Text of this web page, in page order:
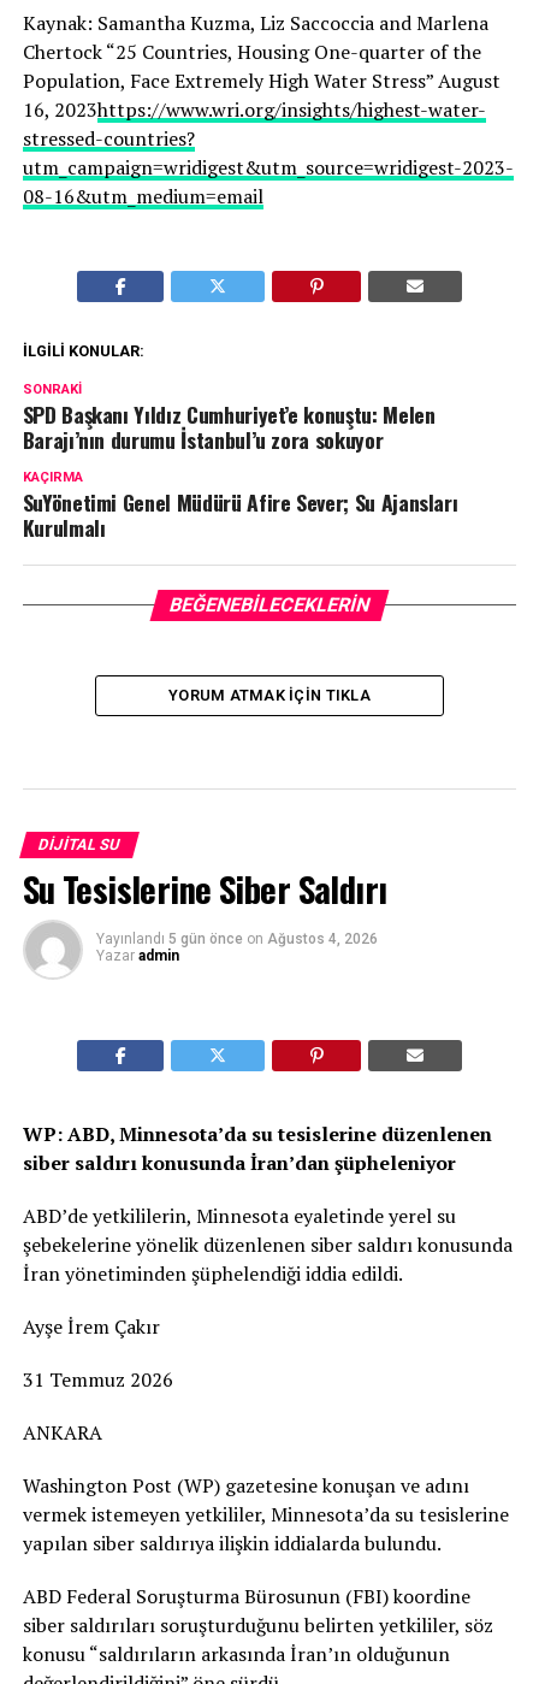
Kaynak: Samantha Kuzma, Liz Saccoccia and Marlena
Chertock “25 Countries, Housing One-quarter of the
Population, Face Extremely High Water Stress” August
16, 2023https://www.wri.org/insights/highest-water-
stressed-countries?
utm_campaign=wridigest&utm_source=wridigest-2023-
08-16&utm_medium=email
İLGILI KONULAR:
SONRAKI
SPD Başkanı Yıldız Cumhuriyet’e konuştu: Melen
Barajı’nın durumu İstanbul’u zora sokuyor
KAÇIRMA
SuYönetimi Genel Müdürü Afire Sever; Su Ajansları
Kurulmalı
BEĞENEBILECEKLERIN
YORUM ATMAK IÇIN TIKLA
DIJITAL SU
Su Tesislerine Siber Saldırı
Yayınlandı 5 gün önce on Ağustos 4, 2026
Yazar admin
WP: ABD, Minnesota’da su tesislerine düzenlenen
siber saldırı konusunda İran’dan şüpheleniyor
ABD’de yetkililerin, Minnesota eyaletinde yerel su
şebekelerine yönelik düzenlenen siber saldırı konusunda
İran yönetiminden şüphelendiği iddia edildi.
Ayşe İrem Çakır
31 Temmuz 2026
ANKARA
Washington Post (WP) gazetesine konuşan ve adını
vermek istemeyen yetkililer, Minnesota’da su tesislerine
yapılan siber saldırıya ilişkin iddialarda bulundu.
ABD Federal Soruşturma Bürosunun (FBI) koordine
siber saldırıları soruşturduğunu belirten yetkililer, söz
konusu “saldırıların arkasında İran’ın olduğunun